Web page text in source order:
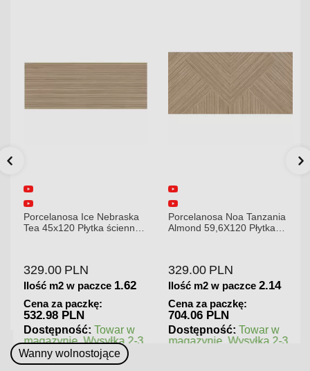
Porcelanosa Ice Nebraska
Tea 45x120 Płytka ścienna
329.00 PLN
Ilość m2 w paczce 1.62
Cena za paczkę:
532.98 PLN
Dostępność: Towar w
magazynie. Wysyłka 2-3
dni.
Porcelanosa Noa Tanzania
Almond 59,6X120 Płytka
329.00 PLN
Ilość m2 w paczce 2.14
Cena za paczkę:
704.06 PLN
Dostępność: Towar w
magazynie. Wysyłka 2-3
Wanny wolnostojące